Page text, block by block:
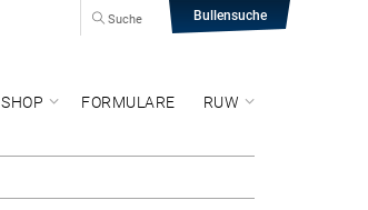
Bullensuche
Suche
SHOP FORMULARE RUW